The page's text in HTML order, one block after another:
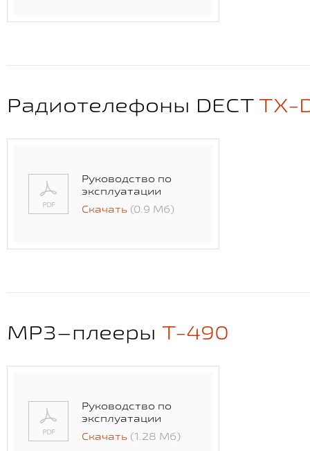
Радиотелефоны DECT TX-
Руководство по
эксплуатации
Скачать (0.9 Мб)
MP3–плееры T-490
Руководство по
эксплуатации
Скачать (1.28 Мб)